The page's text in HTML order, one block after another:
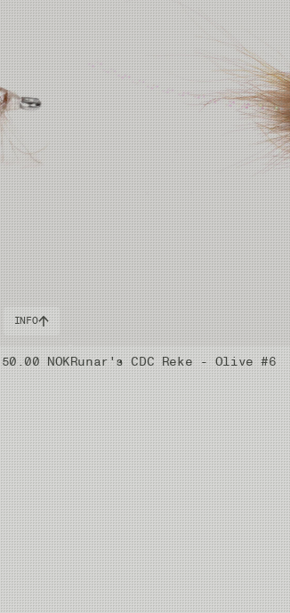
INFO
50.00 NOKRunar's CDC Reke - Olive #6